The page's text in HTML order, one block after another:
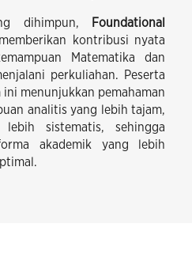
dihimpun,
Foundational
kontribusi nyata
Matematika dan
perkuliahan. Peserta
menunjukkan pemahaman
analitis yang lebih tajam,
sistematis, sehingga
akademik yang lebih